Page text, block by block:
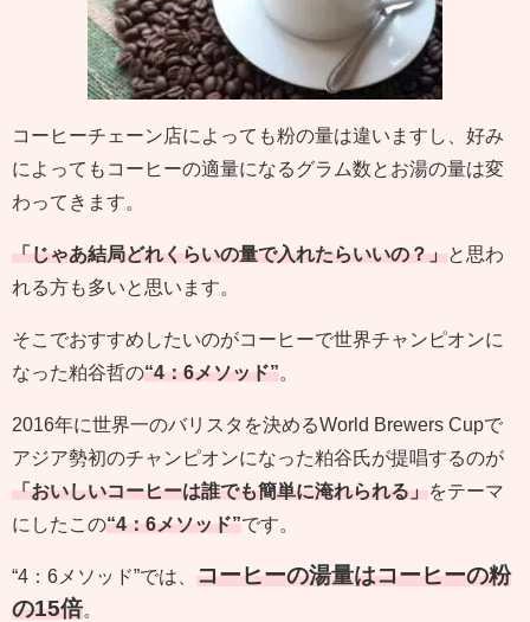
コーヒーチェーン店によっても粉の量は違いますし、好み
によってもコーヒーの適量になるグラム数とお湯の量は変
わってきます。
「じゃあ結局どれくらいの量で入れたらいいの？」と思わ
れる方も多いと思います。
そこでおすすめしたいのがコーヒーで世界チャンピオンに
なった粕谷哲の“4：6メソッド”
2016年に世界一のバリスタを決めるWorld Brewers Cupで
アジア勢初のチャンピオンになった粕谷氏が提唱するのが
「おいしいコーヒーは誰でも簡単に淹れられる」をテーマ
にしたこの“4：6メソッド”です。
“4：6メソッド”では、 コーヒーの湯量はコーヒーの粉
の15倍